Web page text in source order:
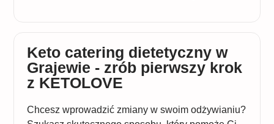
Keto catering dietetyczny w
Grajewie - zrób pierwszy krok
z KETOLOVE
Chcesz wprowadzić zmiany w swoim odżywianiu?